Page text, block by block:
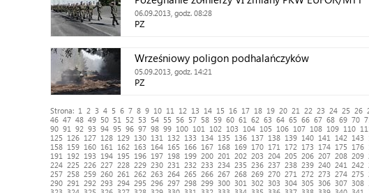
06.09.2013, godz. 08:28
PZ
Wrześniowy poligon podhalańczyków
05.09.2013, godz. 14:21
PZ
Strona: 1 2 3 4 5 6 7 8 9 10 11 12 13 14 15 16 17 18 19 20 21 22 23 24 25 26
46 47 48 49 50 51 52 53 54 55 56 57 58 59 60 61 62 63 64 65 66 67 68 69 70
90 91 92 93 94 95 96 97 98 99 100 101 102 103 104 105 106 107 108 109 110
125
126 127 128 129 130 131 132 133 134 135 136 137 138 139 140 141 142 143
158 159 160 161 162 163 164 165 166 167 168 169 170 171 172 173 174 175 176
191
192 193 194 195 196 197 198 199 200 201 202 203 204 205 206 207 208 209
224 225 226 227 228 229 230 231 232 233 234 235 236 237 238 239 240 241 242
257 258 259 260 261 262 263 264 265 266 267 268 269 270 271 272 273 274 275
290 291 292 293 294 295 296 297 298 299 300 301 302 303 304 305 306 307 308